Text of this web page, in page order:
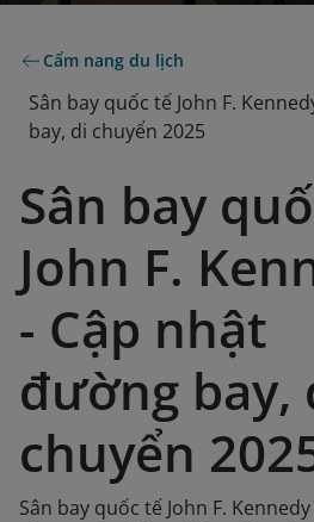
Cẩm nang du lịch
Sân bay quốc tế John F.
bay, di chuyển 2025
Sân bay
John F.
- Cập nhật
đường bay,
chuyển
Sân bay quốc tế John F.